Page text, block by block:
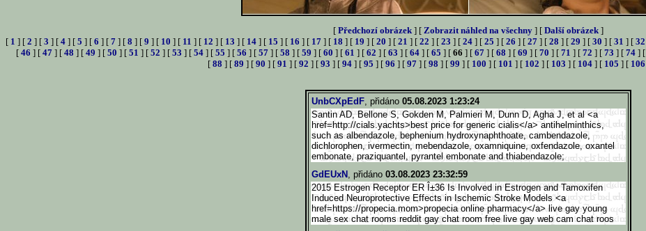
[ Předchozí obrázek ] [ Zobrazit náhled na všechny ] [ Další obrázek ]
[ 1 ] [ 2 ] [ 3 ] [ 4 ] [ 5 ] [ 6 ] [ 7 ] [ 8 ] [ 9 ] [ 10 ] [ 11 ] [ 12 ] [ 13 ] [ 14 ] [ 15 ] [ 16 ] [ 17 ] [ 18 ] [ 19 ] [ 20 ] [ 21 ] [ 22 ] [ 23 ] [ 24 ] [ 25 ] [ 26 ] [ 27 ] [ 28 ] [ 29 ] [ 30 ] [ 31 ] [ 32
[ 46 ] [ 47] [ 48 ] [ 49 ] [ 50 ] [ 51 ] [ 52 ] [ 53 ] [ 54] [ 55 ] [ 56 ] [ 57] [ 58 ] [ 59 ] [ 60 ] [ 61 ] [ 62 ] [ 63 ] [ 64] [ 65 ] [ 66 ] [ 67] [ 68 ] [ 69 ] [ 70 ] [ 71 ] [ 72 ] [ 73 ] [ 74] [
[ 88 ] [ 89 ] [ 90 ] [ 91 ] [ 92 ] [ 93 ] [ 94] [ 95 ] [ 96 ] [ 97] [ 98 ] [ 99 ] [ 100 ] [ 101 ] [ 102 ] [ 103 ] [ 104] [ 105 ] [ 106
UnbCXpEdF, přidáno 05.08.2023 1:23:24
Santin AD, Bellone S, Gokden M, Palmieri M, Dunn D, Agha J, et al <a
href=http://cials.yachts>best price for generic cialis</a> antihelminthics,
such as albendazole, bephenium hydroxynaphthoate, cambendazole,
dichlorophen, ivermectin, mebendazole, oxamniquine, oxfendazole, oxantel
embonate, praziquantel, pyrantel embonate and thiabendazole;
GdEUxN , přidáno 03.08.2023 23:32:59
2015 Estrogen Receptor ER Î±36 Is Involved in Estrogen and Tamoxifen
Induced Neuroprotective Effects in Ischemic Stroke Models <a
href=https://propecia.mom>propecia online pharmacy</a> live gay young
male sex chat rooms reddit gay chat room free live gay web cam chat roos